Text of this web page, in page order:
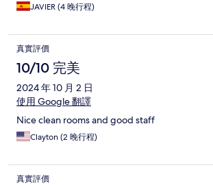
JAVIER (4 晚行程)
真實評價
10/10 完美
2024 年 10 月 2 日
使用 Google 翻譯
Nice clean rooms and good staff
Clayton (2 晚行程)
真實評價